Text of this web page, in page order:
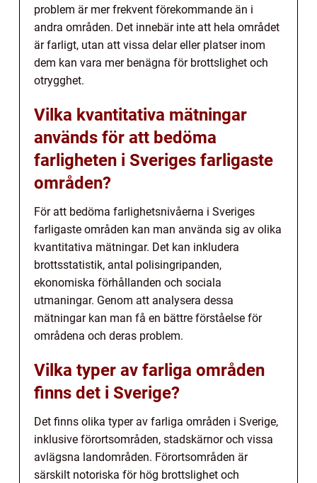
problem är mer frekvent förekommande än i
andra områden. Det innebär inte att hela området
är farligt, utan att vissa delar eller platser inom
dem kan vara mer benägna för brottslighet och
otrygghet.
Vilka kvantitativa mätningar
används för att bedöma
farligheten i Sveriges farligaste
områden?
För att bedöma farlighetsnivåerna i Sveriges
farligaste områden kan man använda sig av olika
kvantitativa mätningar. Det kan inkludera
brottsstatistik, antal polisingripanden,
ekonomiska förhållanden och sociala
utmaningar. Genom att analysera dessa
mätningar kan man få en bättre förståelse för
områdena och deras problem.
Vilka typer av farliga områden
finns det i Sverige?
Det finns olika typer av farliga områden i Sverige,
inklusive förortsområden, stadskärnor och vissa
avlägsna landområden. Förortsområden är
särskilt notoriska för hög brottslighet och